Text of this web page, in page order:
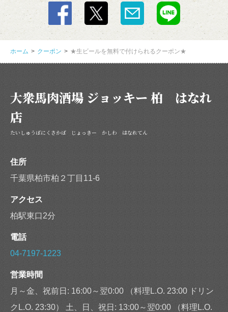
ホーム クーポン ★生ビールを無料で付けられるクーポン★
大衆馬肉酒場 ジョッキー 柏 はなれ
店
たいしゅうばにくさかば じょっきー かしわ はなれてん
住所
千葉県柏市柏２丁目11-6
アクセス
柏駅東口2分
電話
04-7197-1223
営業時間
月～金、祝前日: 16:00～翌0:00 （料理L.O. 23:00 ドリン
クL.O. 23:30） 土、日、祝日: 13:00～翌0:00 （料理L.O.
閉じる